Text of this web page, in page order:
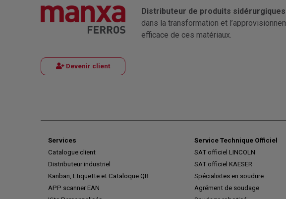
Devenir client
Distributeur de produits sidérurgiques
dans la transformation et
efficace de ces matériaux.
Services
Catalogue client
Distributeur industriel
Kanban, Etiquette et Cataloque QR
APP scanner EAN
Service Technique Officiel
SAT officiel LINCOLN
SAT officiel KAESER
Spécialistes en soudure
Agrément de soudage